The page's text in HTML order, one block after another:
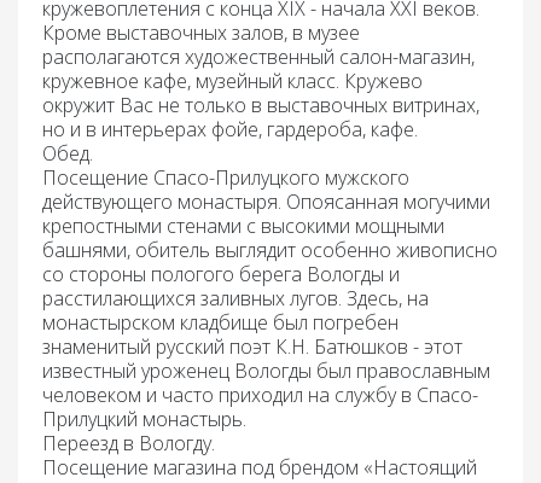
кружевоплетения с конца XIX - начала XXI веков.
Кроме выставочных залов, в музее
располагаются художественный салон-магазин,
кружевное кафе, музейный класс. Кружево
окружит Вас не только в выставочных витринах,
но и в интерьерах фойе, гардероба, кафе.
Обед.
Посещение Спасо-Прилуцкого мужского
действующего монастыря. Опоясанная могучими
крепостными стенами с высокими мощными
башнями, обитель выглядит особенно живописно
со стороны пологого берега Вологды и
расстилающихся заливных лугов. Здесь, на
монастырском кладбище был погребен
знаменитый русский поэт К.Н. Батюшков - этот
известный уроженец Вологды был православным
человеком и часто приходил на службу в Спасо-
Прилуцкий монастырь.
Переезд в Вологду.
Посещение магазина под брендом «Настоящий